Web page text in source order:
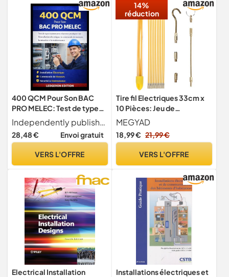
400 QCM Pour Son BAC
PRO MELEC: Test de type
examen avec réponses
pratiques sur l'installation
électrique, la commande
maintenance
Independently published
28,48 € Envoi gratuit
VERS L'OFFRE
14%
réduction
Tire fil Electriques 33cm x
10 Pièces: Jeu de
Baguettes Fibre de Verre,
Kit Rétractable
D’installation pour Cable en
MEGYAD
18,99 € 21,99 €
VERS L'OFFRE
Electrical Installation
Installations électriques et